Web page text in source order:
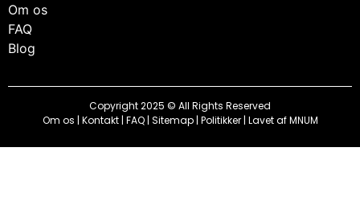
Om os
FAQ
Blog
Copyright 2025 © All Rights Reserved
Om os | Kontakt| FAQ| Sitemap| Politikker| Lavet afMNUM